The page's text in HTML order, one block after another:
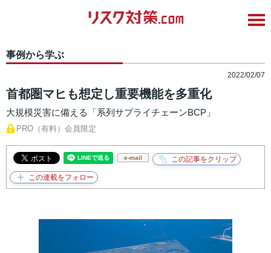
事例から学ぶ
2022/02/07
首都圏マヒも想定し重要機能を多重化
大規模災害に備える「系列サプライチェーンBCP」
PRO（有料）会員限定
e-mail